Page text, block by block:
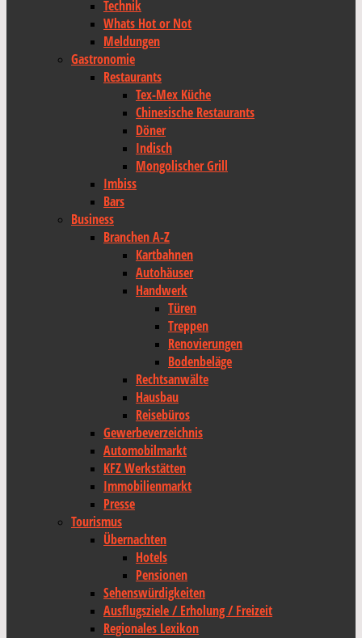
Technik
Whats Hot or Not
Meldungen
Gastronomie
Restaurants
Tex-Mex Küche
Chinesische Restaurants
Döner
Indisch
Mongolischer Grill
Imbiss
Bars
Business
Branchen A-Z
Kartbahnen
Autohäuser
Handwerk
Türen
Treppen
Renovierungen
Bodenbeläge
Rechtsanwälte
Hausbau
Reisebüros
Gewerbeverzeichnis
Automobilmarkt
KFZ Werkstätten
Immobilienmarkt
Presse
Tourismus
Übernachten
Hotels
Pensionen
Sehenswürdigkeiten
Ausflugsziele / Erholung / Freizeit
Regionales Lexikon